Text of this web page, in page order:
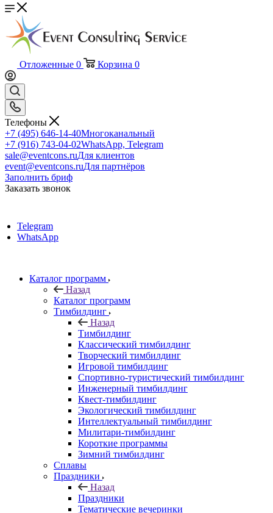
Отложенные 0 Корзина 0
Телефоны
+7 (495) 646-14-40Многоканальный
+7 (916) 743-04-02WhatsApp, Telegram
sale@eventcons.ruДля клиентов
event@eventcons.ruДля партнёров
Заполнить бриф
Заказать звонок
Telegram
WhatsApp
Каталог программ
Назад
Каталог программ
Тимбилдинг
Назад
Тимбилдинг
Классический тимбилдинг
Творческий тимбилдинг
Игровой тимбилдинг
Спортивно-туристический тимбилдинг
Инженерный тимбилдинг
Квест-тимбилдинг
Экологический тимбилдинг
Интеллектуальный тимбилдинг
Милитари-тимбилдинг
Короткие программы
Зимний тимбилдинг
Сплавы
Праздники
Назад
Праздники
Тематические вечеринки